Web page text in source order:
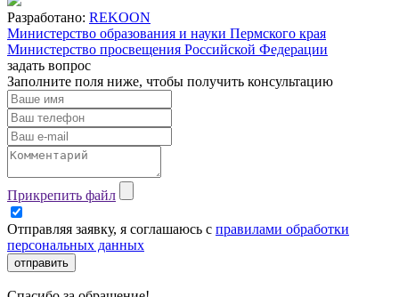
Разработано: REKOON
Министерство образования и науки Пермского края
Министерство просвещения Российской Федерации
задать вопрос
Заполните поля ниже, чтобы получить консультацию
Прикрепить файл
Отправляя заявку, я соглашаюсь с правилами обработки
персональных данных
отправить